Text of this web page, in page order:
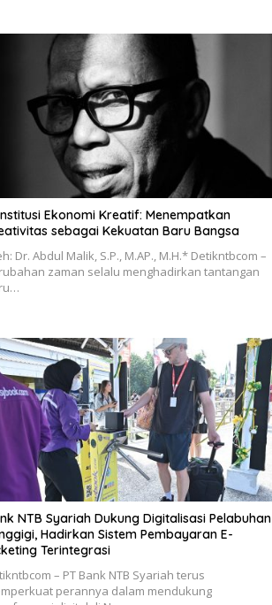
Ekonomi Kreatif: Menempatkan
sebagai Kekuatan Baru Bangsa
Dr. Abdul Malik, S.P., Μ.ΑΡ., Μ.Η.* Detikntbcom –
zaman selalu menghadirkan tantangan
NTB Syariah Dukung Digitalisasi Pelabuhan
Hadirkan Sistem Pembayaran E-
Terintegrasi
– PT Bank NTB Syariah terus
perannya dalam mendukung